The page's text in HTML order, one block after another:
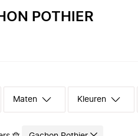
POTHIER
Maten Kleuren